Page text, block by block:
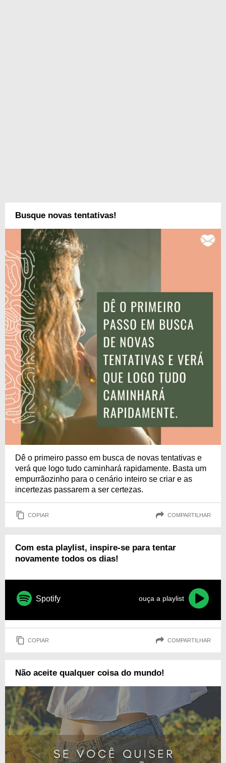
Busque novas tentativas!
Dê o primeiro passo em busca de novas tentativas e
verá que logo tudo caminhará rapidamente. Basta um
empurrãozinho para o cenário inteiro se criar e as
incertezas passarem a ser certezas.
COPIAR COMPARTILHAR
Com esta playlist, inspire-se para tentar
novamente todos os dias!
Spotify ouça a playlist
COPIAR COMPARTILHAR
Não aceite qualquer coisa do mundo!